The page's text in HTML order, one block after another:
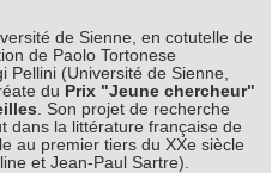
de Sienne, en cotutelle de
de Paolo Tortonese
Pellini (Université de Sienne,
du Prix "Jeune chercheur"
. Son projet de recherche
dans la littérature française de
au premier tiers du XXe siècle
et Jean-Paul Sartre).